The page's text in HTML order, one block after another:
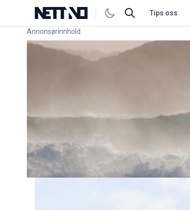
Tips oss
Annonsørinnhold
Link for annonse